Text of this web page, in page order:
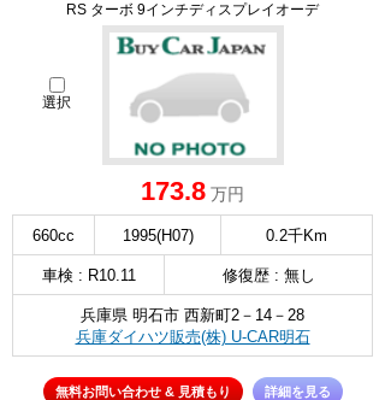
RS ターボ 9インチディスプレイオーデ
選択
173.8 万円
660cc 1995(H07) 0.2千Km
車検 : R10.11 修復歴 : 無し
兵庫県 明石市 西新町2－14－28
兵庫ダイハツ販売(株) U-CAR明石
無料お問い合わせ & 見積もり 詳細を見る